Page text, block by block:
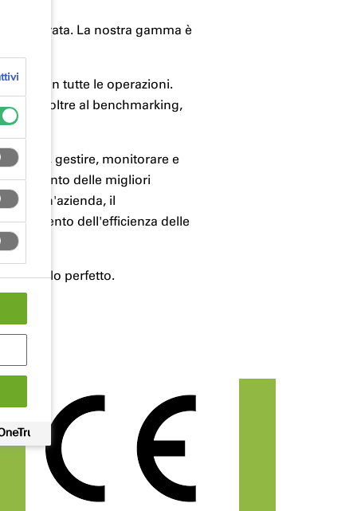
e durata. La nostra gamma è
in tutte le operazioni.
oltre al benchmarking,
gestire, monitorare e
riferimento delle migliori
di un'azienda, il
dell'efficienza delle
perfetto.